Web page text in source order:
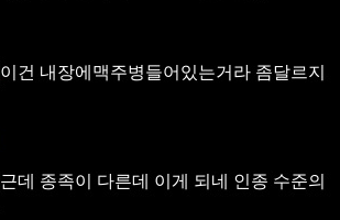
이건 내장에맥주병들어있는거라 좀달르지
근데 종족이 다른데 이게 되네 인종 수준의